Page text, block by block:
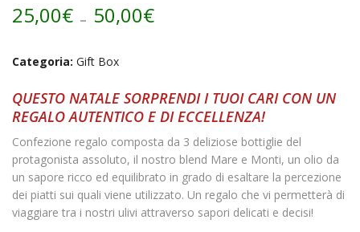
25,00€ - 50,00€Fascia
da
25,00€
a
50,00€
Categoria: Gift Box
QUESTO NATALE SORPRENDI I TUOI CARI CON UN
REGALO AUTENTICO E DI ECCELLENZA!
Confezione regalo composta da 3 deliziose bottiglie del
protagonista assoluto, il nostro blend Mare e Monti, un olio da
un sapore ricco ed equilibrato in grado di esaltare la percezione
dei piatti sui quali viene utilizzato. Un regalo che vi permetterà di
viaggiare tra i nostri ulivi attraverso sapori delicati e decisi!